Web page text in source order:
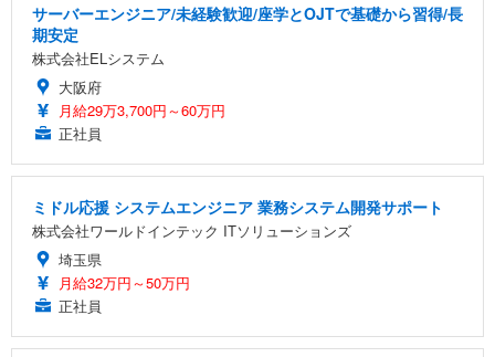
サーバーエンジニア/未経験歓迎/座学とOJTで基礎から習得/長
期安定
株式会社ELシステム
大阪府
月給29万3,700円～60万円
正社員
ミドル応援 システムエンジニア 業務システム開発サポート
株式会社ワールドインテック ITソリューションズ
埼玉県
月給32万円～50万円
正社員